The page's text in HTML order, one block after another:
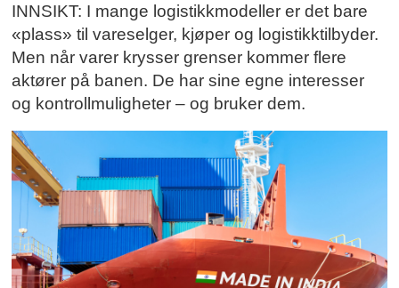
INNSIKT: I mange logistikkmodeller er det bare
«plass» til vareselger, kjøper og logistikktilbyder.
Men når varer krysser grenser kommer flere
aktører på banen. De har sine egne interesser
og kontrollmuligheter – og bruker dem.